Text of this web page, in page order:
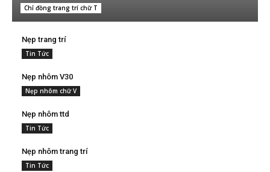
Chỉ đồng trang trí chữ T
Nẹp trang trí
Tin Tức
Nẹp nhôm V30
Nẹp nhôm chữ V
Nẹp nhôm ttd
Tin Tức
Nẹp nhôm trang trí
Tin Tức